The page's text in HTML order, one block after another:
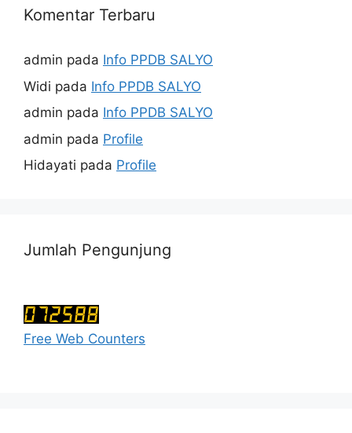
Komentar Terbaru
admin pada Info PPDB SALYO
Widi pada Info PPDB SALYO
admin pada Info PPDB SALYO
admin pada Profile
Hidayati pada Profile
Jumlah Pengunjung
Free Web Counters